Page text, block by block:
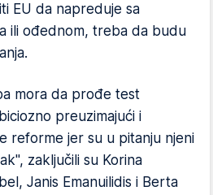
EU da napreduje sa
ili ođednom, treba da budu
mora da prođe test
preuzimajući i
reforme jer su u pitanju njeni
zaključili su Korina
Janis Emanuilidis i Berta